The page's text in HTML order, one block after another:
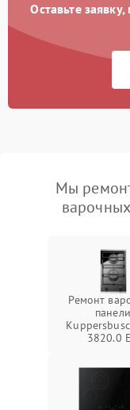
Оставьте
Мы
Ремонт
панели
3820.0